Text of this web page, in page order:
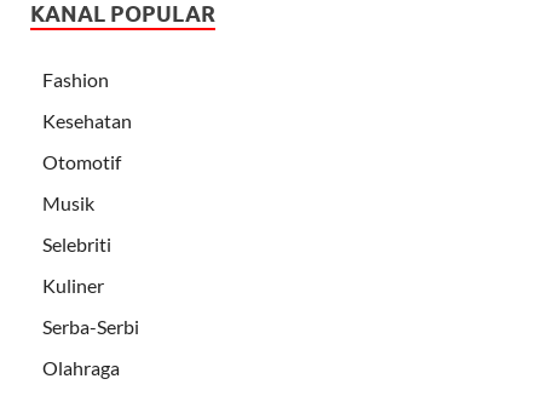
KANAL POPULAR
Fashion
Kesehatan
Otomotif
Musik
Selebriti
Kuliner
Serba-Serbi
Olahraga